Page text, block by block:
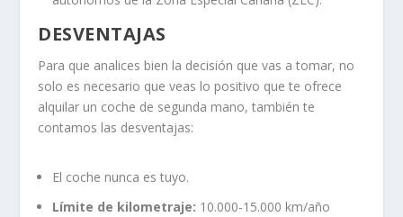
DESVENTAJAS
Para que analices bien la decisión que vas a tomar, no
solo es necesario que veas lo positivo que te ofrece
alquilar un coche de segunda mano, también te
contamos las desventajas:
El coche nunca es tuyo.
Límite de kilometraje: 10.000-15.000 km/año